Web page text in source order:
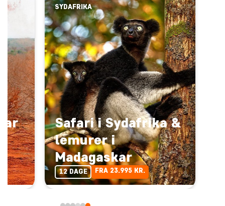
SYDAFRIKA
Safari i Sydafrika &
lemurer i
Madagaskar
12 DAGE FRA 23.995 KR.